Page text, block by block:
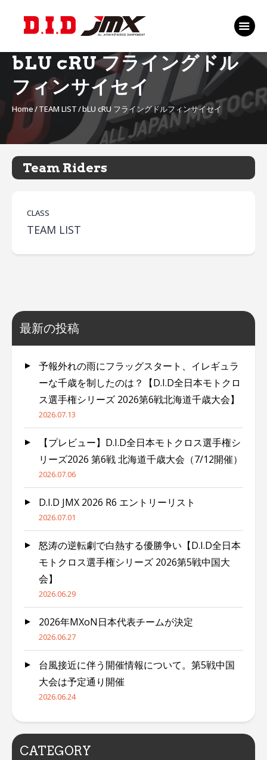
bLU cRU フライングドル
フィンサイセイ
Home TEAM LIST bLU cRU フライングドルフィンサイセイ
TOP
RANKING 2026
RIDERS 2026
SPONSORS
TICKET
MSP Motosports
Promotion TOP
Team Riders
CLASS
TEAM LIST
最新の投稿
予報外れの雨にフラッグスタート、イレギュラ
ーな千歳を制したのは？【D.I.D全日本モトクロ
ス選手権シリーズ 2026第6戦北海道千歳大会】
2026.07.13
【プレビュー】D.I.D全日本モトクロス選手権シ
リーズ2026 第6戦 北海道千歳大会（7/12開催）
2026.07.06
D.I.D JMX 2026 R6 エントリーリスト
2026.07.01
怒涛の逆転劇で白熱する優勝争い【D.I.D全日本
モトクロス選手権シリーズ 2026第5戦中国大
会】
2026.06.29
2026年MXoN日本代表チームが決定
2026.06.27
台風接近に伴う開催情報について。第5戦中国
大会は予定通り開催
2026.06.24
CATEGORY